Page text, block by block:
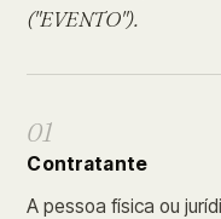
("EVENTO").
01
Contratante
A pessoa física ou